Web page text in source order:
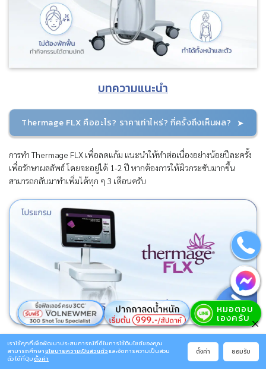
บทความแนะนำ
Thermage FLX คืออะไร? ราคาเท่าไหร่? กี่ครั้งถึงเห็นผล?
การทำ Thermage FLX เพื่อลดแก้ม แนะนำให้ทำต่อเนื่องอย่างน้อยปีละครั้ง
เพื่อรักษาผลลัพธ์ โดยจะอยู่ได้ 1-2 ปี หากต้องการให้ผิวกระชับมากขึ้น
สามารถกลับมาทำเพิ่มได้ทุก ๆ 3 เดือนครับ
13. การผ่าตัดลดแก้ม
เราใช้คุกกี้เพื่อพัฒนาประสบการณ์ที่ดีในการใช้เว็บไซต์ของคุณ
สามารถศึกษานโยบายความเป็นส่วนตัว และจัดการความเป็นส่วน
ตัว ได้ที่ปุ่มตั้งค่า
ตั้งค่า ยอมรับ